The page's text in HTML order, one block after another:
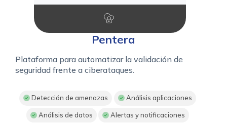
Pentera
Plataforma para automatizar la validación de
seguridad frente a ciberataques.
Detección de amenazas Análisis aplicaciones
Análisis de datos Alertas y notificaciones